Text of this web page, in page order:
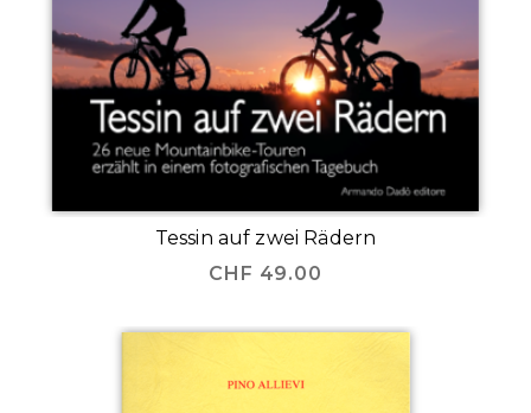
Tessin auf zwei Rädern
CHF 49.00